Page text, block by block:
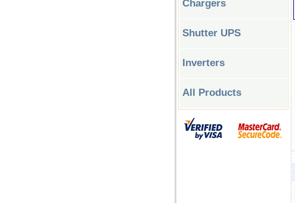
Chargers
Shutter UPS
Inverters
All Products